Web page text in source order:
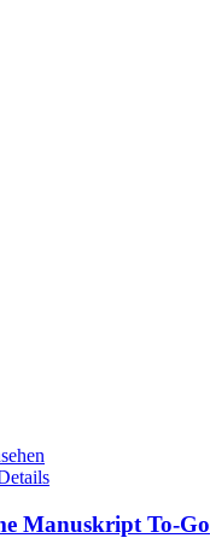
Manuskript To-Go